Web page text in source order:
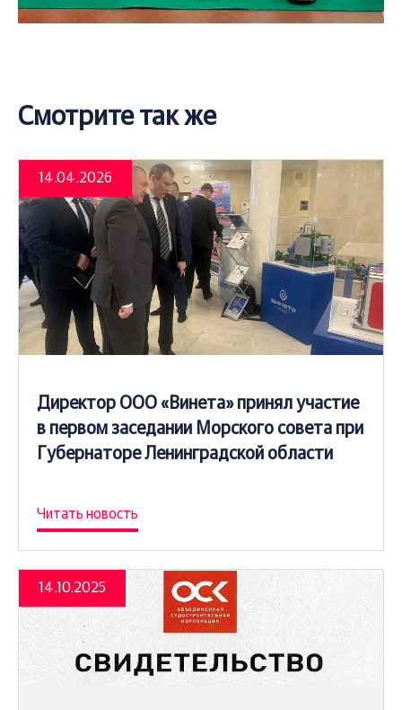
Смотрите так же
14.04.2026
Директор ООО «Винета» принял участие
в первом заседании Морского совета при
Губернаторе Ленинградской области
Читать новость
14.10.2025